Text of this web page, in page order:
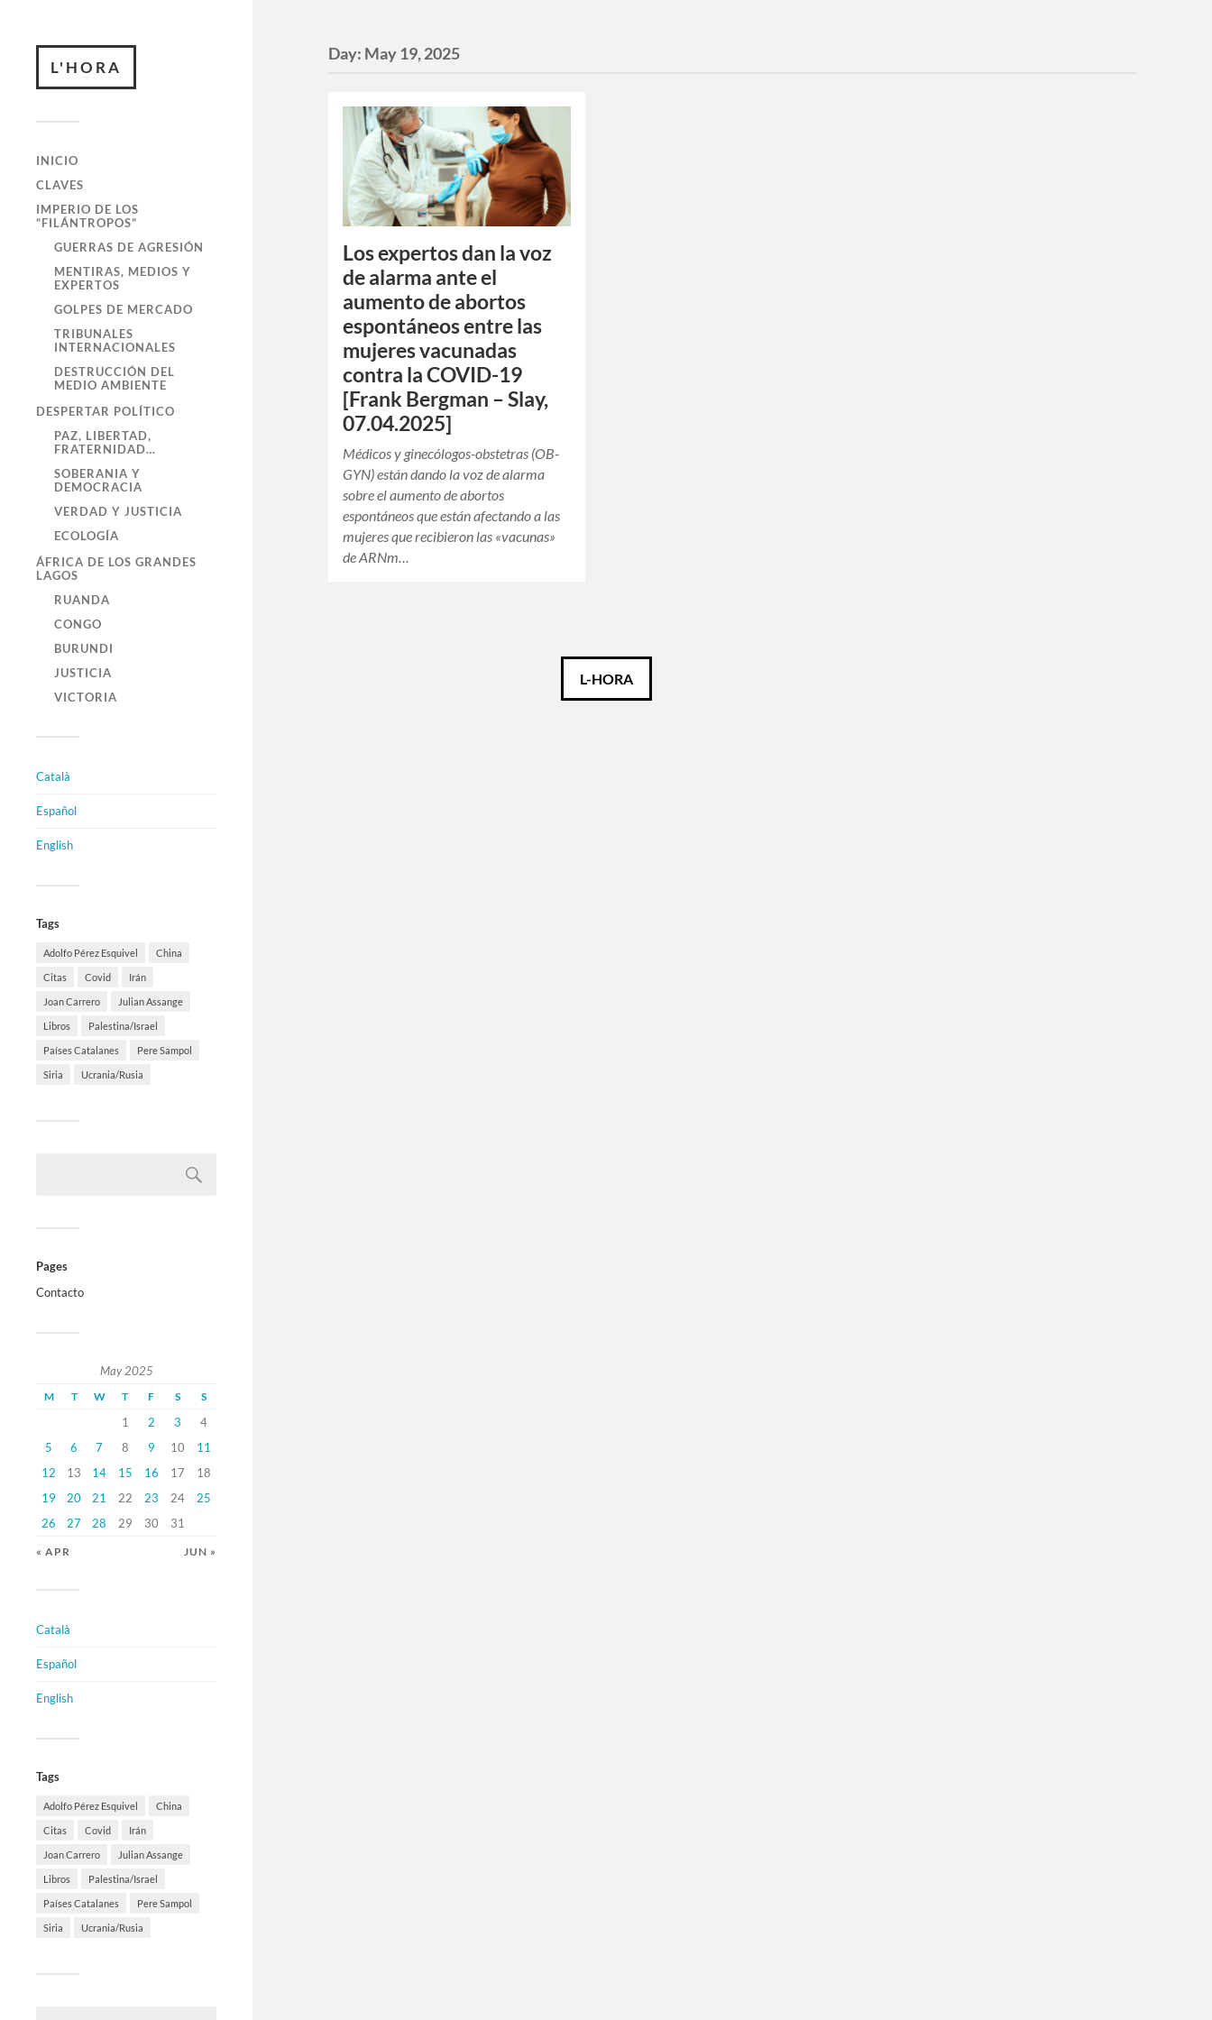
L'HORA
INICIO
CLAVES
IMPERIO DE LOS
“FILÁNTROPOS”
GUERRAS DE AGRESIÓN
MENTIRAS, MEDIOS Y
EXPERTOS
GOLPES DE MERCADO
TRIBUNALES
INTERNACIONALES
DESTRUCCIÓN DEL
MEDIO AMBIENTE
DESPERTAR POLÍTICO
PAZ, LIBERTAD,
FRATERNIDAD…
SOBERANIA Y
DEMOCRACIA
VERDAD Y JUSTICIA
ECOLOGÍA
ÁFRICA DE LOS GRANDES
LAGOS
RUANDA
CONGO
BURUNDI
JUSTICIA
VICTORIA
Català
Español
English
Tags
Adolfo Pérez Esquivel China
Citas Covid Irán
Joan Carrero Julian Assange
Libros Palestina/Israel
Países Catalanes Pere Sampol
Siria Ucrania/Rusia
Pages
Contacto
May 2025
M T W T F S S
1 2 3
4
5
6 7 8 9 10
11
12
13 14 15 16 17
18
19
20 21 22 23 24
25
26
27 28 29 30 31
« APR JUN »
Català
Español
English
Tags
Adolfo Pérez Esquivel China
Citas Covid Irán
Joan Carrero Julian Assange
Libros Palestina/Israel
Países Catalanes Pere Sampol
Siria Ucrania/Rusia
Day: May 19, 2025
Los expertos dan la voz
de alarma ante el
aumento de abortos
espontáneos entre las
mujeres vacunadas
contra la COVID-19
[Frank Bergman – Slay,
07.04.2025]
Médicos y ginecólogos-obstetras (OB-
GYN) están dando la voz de alarma
sobre el aumento de abortos
espontáneos que están afectando a las
mujeres que recibieron las «vacunas»
de ARNm…
L-HORA